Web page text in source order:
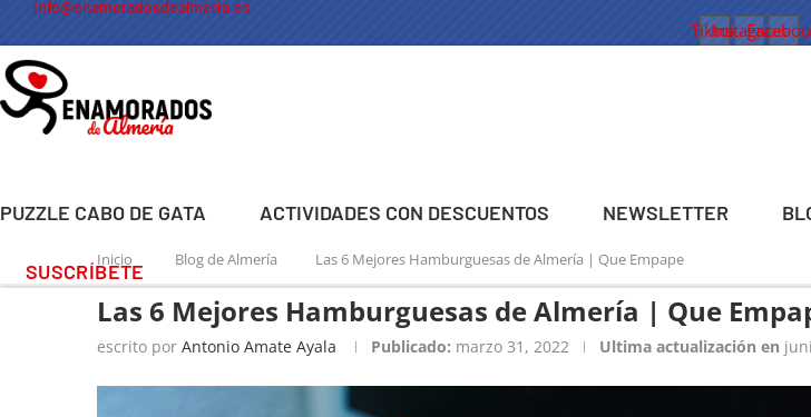
info@enamoradosdealmeria.es
Tiktok
Instagram
PUZZLE CABO DE GATA ACTIVIDADES CON DESCUENTOS NEWSLETTER
SUSCRÍBETE
Inicio Blog de Almería Las 6 Mejores Hamburguesas de Almería | Que Empape
Las 6 Mejores Hamburguesas de Almería | Que
escrito por Antonio Amate Ayala Publicado: marzo 31, 2022 Ultima actualización en